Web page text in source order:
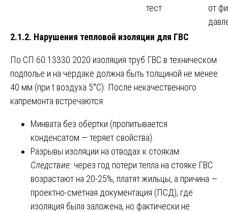
тест
от
2.1.2. Нарушения тепловой изоляции для ГВС
По СП 60.13330.2020 изоляция труб ГВС в техническом
подполье и на чердаке должна быть толщиной не менее
40 мм (при t воздуха 5°C). После некачественного
капремонта встречаются:
Минвата без обёртки (пропитывается
конденсатом — теряет свойства).
Разрывы изоляции на отводах к стоякам.
Следствие: через год потери тепла на стояке ГВС
возрастают на 20-25%, платят жильцы, а причина —
проектно-сметная документация (ПСД), где
изоляция была заложена, но фактически не